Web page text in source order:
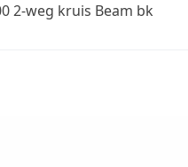
2-weg kruis Beam bk